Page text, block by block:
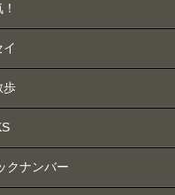
歩
クナンバー